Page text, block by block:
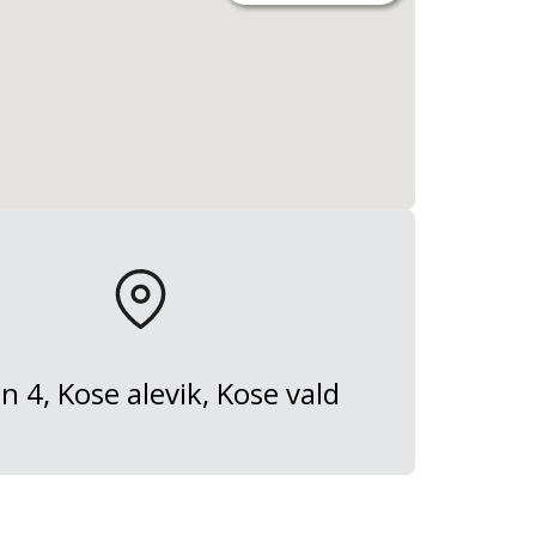
4, Kose alevik, Kose vald